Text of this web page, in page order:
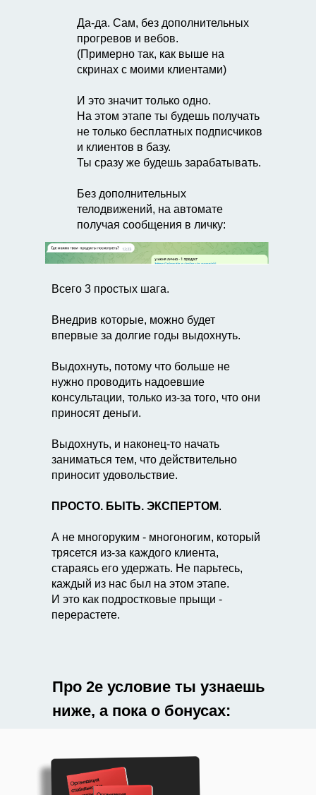
Всего 3 простых шага.
Внедрив которые, можно будет
впервые за долгие годы выдохнуть.
Выдохнуть, потому что больше не
нужно проводить надоевшие
консультации, только из-за того, что они
приносят деньги.
Выдохнуть, и наконец-то начать
заниматься тем, что действительно
приносит удовольствие.
ПРОСТО. БЫТЬ. ЭКСПЕРТОМ.
А не многоруким - многоногим, который
трясется из-за каждого клиента,
стараясь его удержать. Не парьтесь,
каждый из нас был на этом этапе.
И это как подростковые прыщи -
перерастете.
Да-да. Сам, без дополнительных
прогревов и вебов.
(Примерно так, как выше на
скринах с моими клиентами)
И это значит только одно.
На этом этапе ты будешь получать
не только бесплатных подписчиков
и клиентов в базу.
Ты сразу же будешь зарабатывать.
Без дополнительных
телодвижений, на автомате
получая сообщения в личку:
Про 2е условие ты узнаешь
ниже, а пока о бонусах: